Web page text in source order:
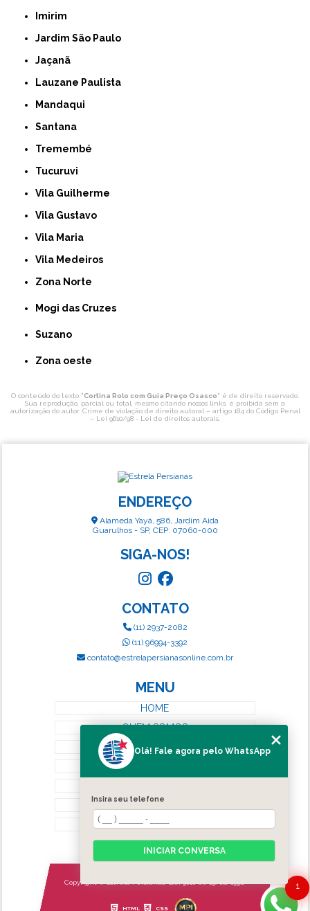
Imirim
Jardim São Paulo
Jaçanã
Lauzane Paulista
Mandaqui
Santana
Tremembé
Tucuruvi
Vila Guilherme
Vila Gustavo
Vila Maria
Vila Medeiros
Zona Norte
Mogi das Cruzes
Suzano
Zona oeste
O conteúdo do texto "Cortina Rolo com Guia Preço Osasco" é de direito reservado.
Sua reprodução, parcial ou total, mesmo citando nossos links, é proibida sem a
autorização do autor. Crime de violação de direito autoral – artigo 184 do Código Penal
– Lei 9610/98 - Lei de direitos autorais
ENDEREÇO
Alameda Yayá, 586, Jardim Aida
Guarulhos - SP, CEP: 07060-000
SIGA-NOS!
CONTATO
(11) 2937-2082
(11) 96994-3392
contato@estrelapersianasonline.com.br
MENU
HOME
QUEM SOMOS
SERVIÇOS
CATEGORIAS
MAPA DO SITE
Copyright © Estrela Persianas. (Lei 9610 de 19/02/1998)
HTML CSS
1
Olá! Fale agora pelo WhatsApp
Insira seu telefone
INICIAR CONVERSA